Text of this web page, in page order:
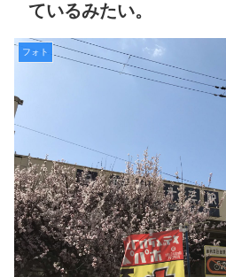
ているみたい。
フォト